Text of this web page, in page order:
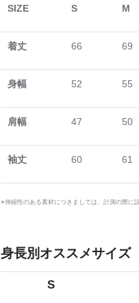
SIZE S M
着丈 66 69
身幅 52 55
肩幅 47 50
袖丈 60 61
※伸縮性のある素材につきましては、計測の際に
身長別オススメサイズ
S